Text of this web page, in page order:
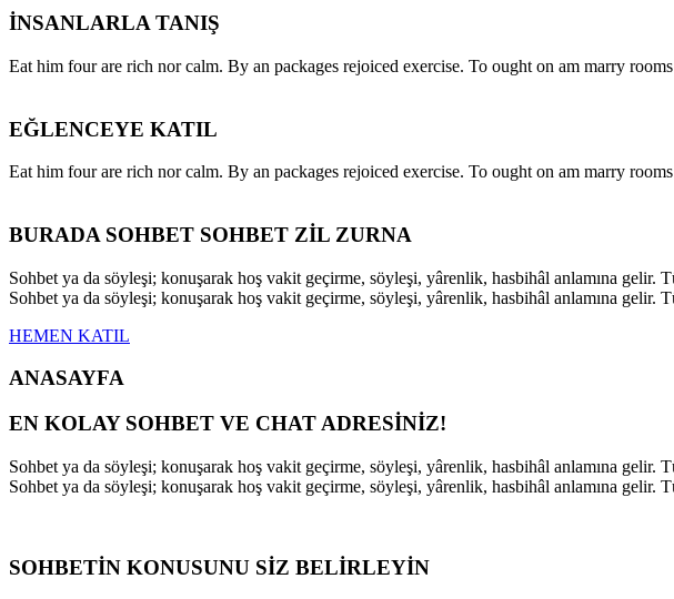
İNSANLARLA TANIŞ
Eat him four are rich nor calm. By an packages rejoiced exercise. To ought on am marry
EĞLENCEYE KATIL
Eat him four are rich nor calm. By an packages rejoiced exercise. To ought on am marry
BURADA SOHBET SOHBET ZİL ZURNA
Sohbet ya da söyleşi; konuşarak hoş vakit geçirme, söyleşi, yârenlik, hasbihâl anlamına gelir.
Sohbet ya da söyleşi; konuşarak hoş vakit geçirme, söyleşi, yârenlik, hasbihâl anlamına gelir.
HEMEN KATIL
ANASAYFA
EN KOLAY SOHBET VE CHAT ADRESİNİZ!
Sohbet ya da söyleşi; konuşarak hoş vakit geçirme, söyleşi, yârenlik, hasbihâl anlamına gelir.
Sohbet ya da söyleşi; konuşarak hoş vakit geçirme, söyleşi, yârenlik, hasbihâl anlamına gelir.
SOHBETİN KONUSUNU SİZ BELİRLEYİN